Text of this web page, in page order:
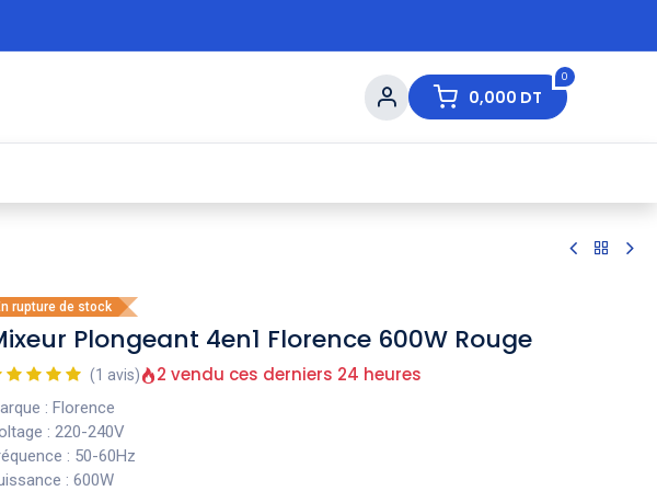
0
0,000 DT
rupture de stock
Plongeant 4en1 Florence 600W Rouge
(1 avis) 2 vendu ces derniers 24 heures
: Florence
: 220-240V
: 50-60Hz
: 600W